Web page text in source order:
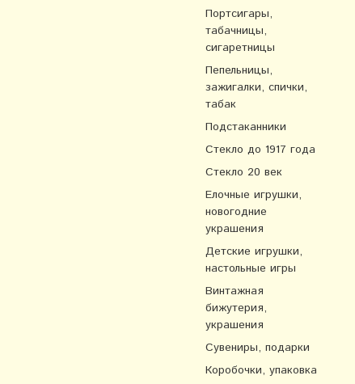
Портсигары,
табачницы,
сигаретницы
Пепельницы,
зажигалки, спички,
табак
Подстаканники
Стекло до 1917 года
Стекло 20 век
Елочные игрушки,
новогодние
украшения
Детские игрушки,
настольные игры
Винтажная
бижутерия,
украшения
Сувениры, подарки
Коробочки, упаковка